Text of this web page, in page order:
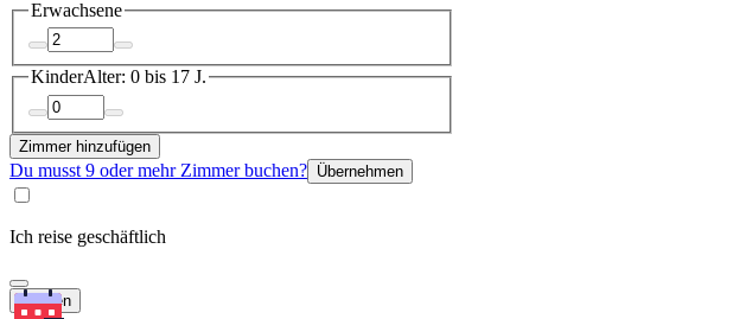
Erwachsene
KinderAlter: 0 bis 17 J.
Zimmer hinzufügen
Du musst 9 oder mehr Zimmer buchen? Übernehmen
Ich reise geschäftlich
Suchen